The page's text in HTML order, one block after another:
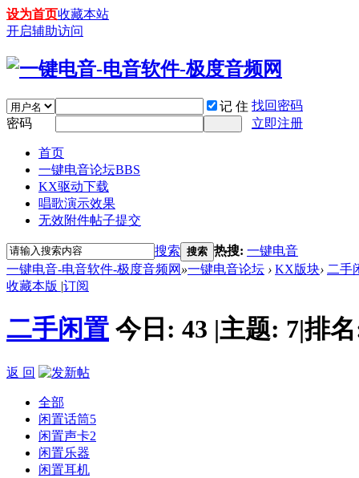
设为首页收藏本站
开启辅助访问
记 住 找回密码
密码
立即注册
首页
一键电音论坛BBS
KX驱动下载
唱歌演示效果
无效附件帖子提交
搜索 搜索 热搜: 一键电音
一键电音-电音软件-极度音频网 »一键电音论坛 › KX版块› 二手
收藏本版 |订阅
二手闲置 今日: 43 |主题: 7|排
返 回
全部
闲置话筒5
闲置声卡2
闲置乐器
闲置耳机